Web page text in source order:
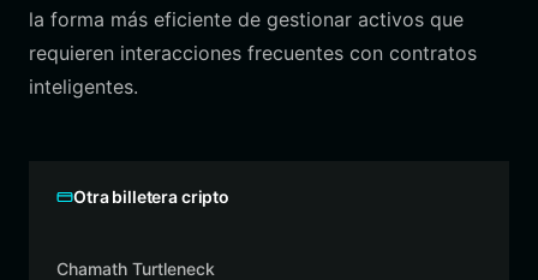
la forma más eficiente de gestionar activos que
requieren interacciones frecuentes con contratos
inteligentes.
Otra billetera cripto
Chamath Turtleneck